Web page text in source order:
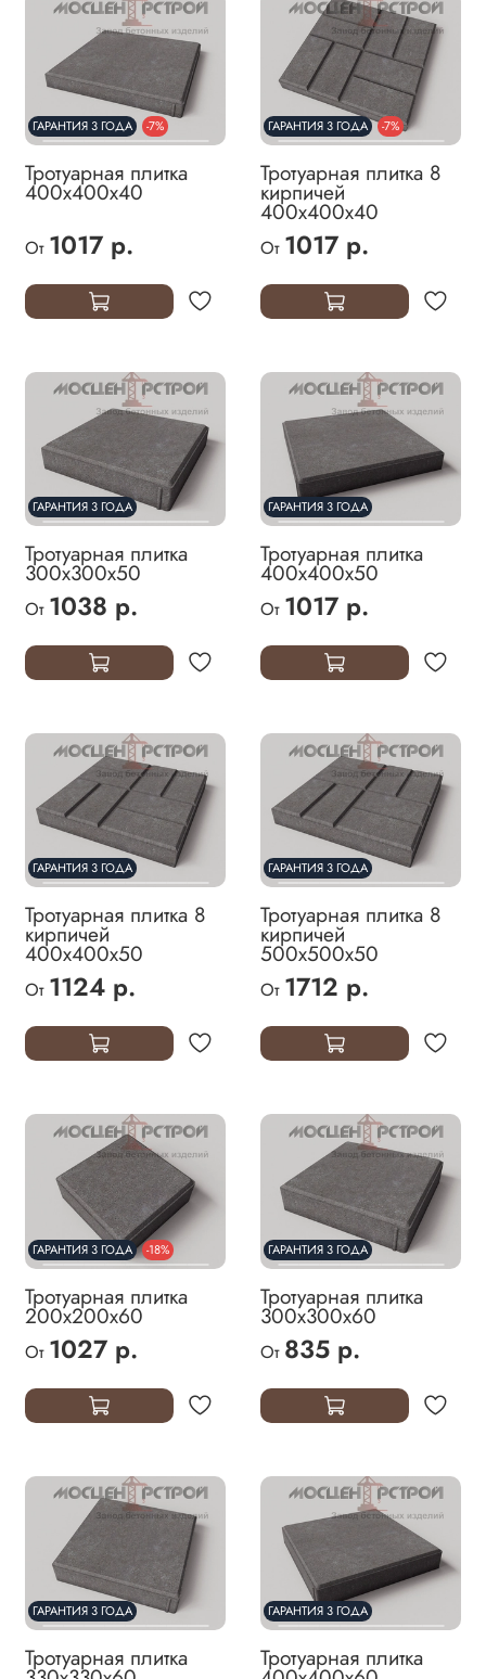
ГАРАНТИЯ 3 ГОДА -7%
Тротуарная плитка
400х400х40
От 1017 р.
ГАРАНТИЯ 3 ГОДА -7%
Тротуарная плитка 8
кирпичей
400х400х40
От 1017 р.
ГАРАНТИЯ 3 ГОДА
Тротуарная плитка
300х300х50
От 1038 р.
ГАРАНТИЯ 3 ГОДА
Тротуарная плитка
400х400х50
От 1017 р.
ГАРАНТИЯ 3 ГОДА
Тротуарная плитка 8
кирпичей
400х400х50
От 1124 р.
ГАРАНТИЯ 3 ГОДА
Тротуарная плитка 8
кирпичей
500х500х50
От 1712 р.
ГАРАНТИЯ 3 ГОДА -18%
Тротуарная плитка
200х200х60
От 1027 р.
ГАРАНТИЯ 3 ГОДА
Тротуарная плитка
300х300х60
От 835 р.
ГАРАНТИЯ 3 ГОДА
Тротуарная плитка
ГАРАНТИЯ 3 ГОДА
Тротуарная плитка